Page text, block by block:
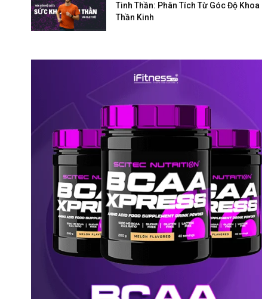
Tinh Thần: Phân Tích Từ Góc Độ Khoa
Thần Kinh